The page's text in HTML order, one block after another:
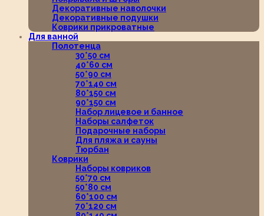
Декоративные наволочки
Декоративные подушки
Коврики прикроватные
Для ванной
Полотенца
30*50 см
40*60 см
50*90 см
70*140 см
80*150 см
90*150 см
Набор лицевое и банное
Наборы салфеток
Подарочные наборы
Для пляжа и сауны
Тюрбан
Коврики
Наборы ковриков
50*70 см
50*80 см
60*100 см
70*120 см